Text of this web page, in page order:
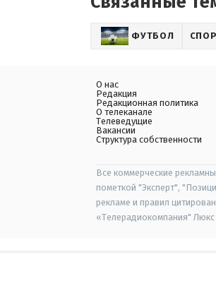
ФУТБОЛ
О нас
Редакция
Редакционная политика
О телеканале
Телеведущие
Вакансии
Структура собственности
Все коммерческие
пометкой "Эксперт",
рекламе и правил
«Телерадиокомпания" Люкс